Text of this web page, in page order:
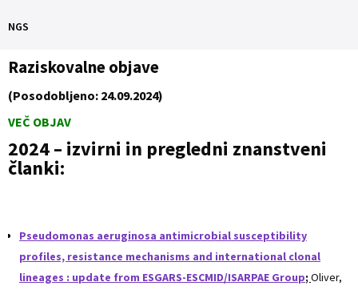
NGS
Raziskovalne objave
(Posodobljeno: 24.09.2024)
VEČ OBJAV
2024 – izvirni in pregledni znanstveni
članki:
Pseudomonas aeruginosa antimicrobial susceptibility
profiles, resistance mechanisms and international clonal
lineages : update from ESGARS-ESCMID/ISARPAE Group; Oliver,